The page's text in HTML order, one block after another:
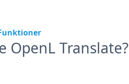
OpenL Translate?